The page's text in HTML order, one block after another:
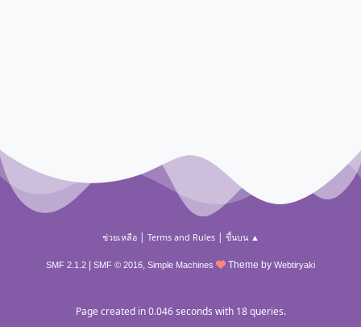
ช่วยเหลือ| Terms and Rules| ขึ้นบน ▲
SMF 2.1.2 SMF © 2016, Simple Machines Theme by Webtiryaki
Page created in 0.046 seconds with 18 queries.